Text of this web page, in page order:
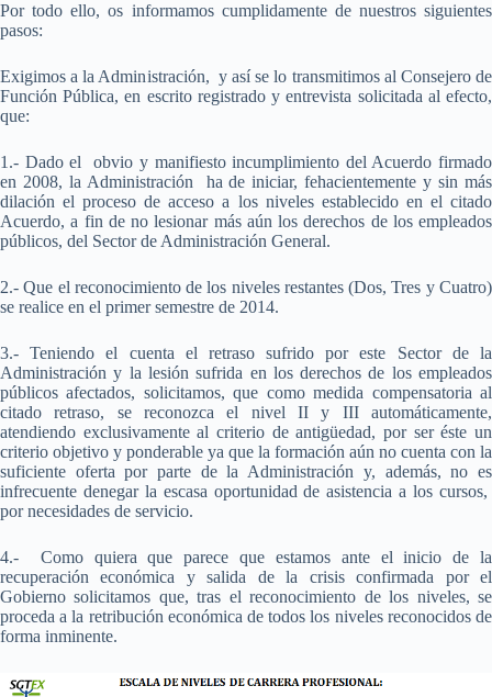
Por todo ello, os informamos cumplidamente de nuestros siguientes
pasos:
Exigimos a la Administración, y así se lo transmitimos al Consejero de
Función Pública, en escrito registrado y entrevista solicitada al efecto,
que:
1.- Dado el obvio y manifiesto incumplimiento del Acuerdo firmado
en 2008, la Administración ha de iniciar, fehacientemente y sin más
dilación el proceso de acceso a los niveles establecido en el citado
Acuerdo, a fin de no lesionar más aún los derechos de los empleados
públicos, del Sector de Administración General.
2.- Que el reconocimiento de los niveles restantes (Dos, Tres y Cuatro)
se realice en el primer semestre de 2014.
3.- Teniendo el cuenta el retraso sufrido por este Sector de la
Administración y la lesión sufrida en los derechos de los empleados
públicos afectados, solicitamos, que como medida compensatoria al
citado retraso, se reconozca el nivel II y III automáticamente,
atendiendo exclusivamente al criterio de antigüedad, por ser éste un
criterio objetivo y ponderable ya que la formación aún no cuenta con la
suficiente oferta por parte de la Administración y, además, no es
infrecuente denegar la escasa oportunidad de asistencia a los cursos,
por necesidades de servicio.
4.- Como quiera que parece que estamos ante el inicio de la
recuperación económica y salida de la crisis confirmada por el
Gobierno solicitamos que, tras el reconocimiento de los niveles, se
proceda a la retribución económica de todos los niveles reconocidos de
forma inminente.